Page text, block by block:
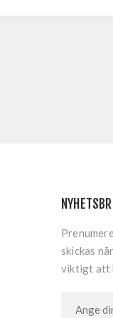
skickas
viktigt att